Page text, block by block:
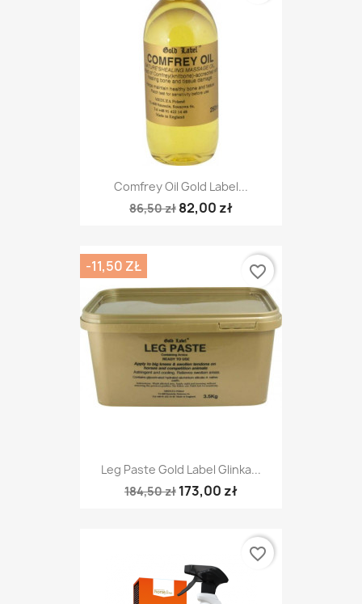
Comfrey Oil Gold Label...
86,50 zł 82,00 zł
Leg Paste Gold Label Glinka...
184,50 zł 173,00 zł
-11,50 ZŁ favorite_border
favorite_border